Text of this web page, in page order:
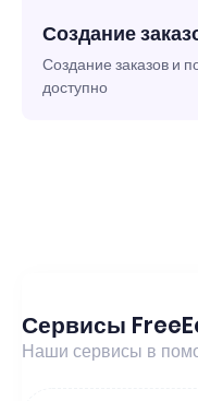
Создание
Создание заказов и
доступно
Сервисы
Наши сервисы в